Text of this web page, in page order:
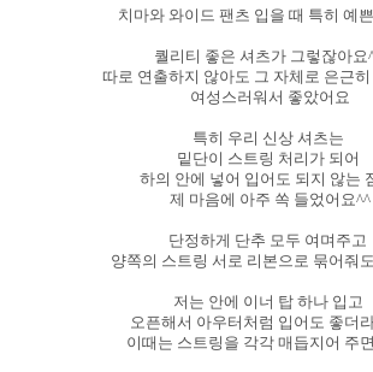
치마와 와이드 팬츠 입을 때 특히 예
퀄리티 좋은 셔츠가 그렇잖아요
따로 연출하지 않아도 그 자체로 은근히
여성스러워서 좋았어요
특히 우리 신상 셔츠는
밑단이 스트링 처리가 되어
하의 안에 넣어 입어도 되지 않는
제 마음에 아주 쏙 들었어요^^
단정하게 단추 모두 여며주고
양쪽의 스트링 서로 리본으로 묶어줘
저는 안에 이너 탑 하나 입고
오픈해서 아우터처럼 입어도 좋더
이때는 스트링을 각각 매듭지어 주